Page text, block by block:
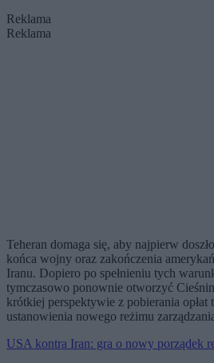
Reklama
Reklama
Teheran domaga się, aby najpierw
końca wojny oraz zakończenia
Iranu. Dopiero po spełnieniu tych
tymczasowo ponownie otworzyć
krótkiej perspektywie z pobierania opłat
ustanowienia nowego reżimu
USA kontra Iran: gra o nowy porządek